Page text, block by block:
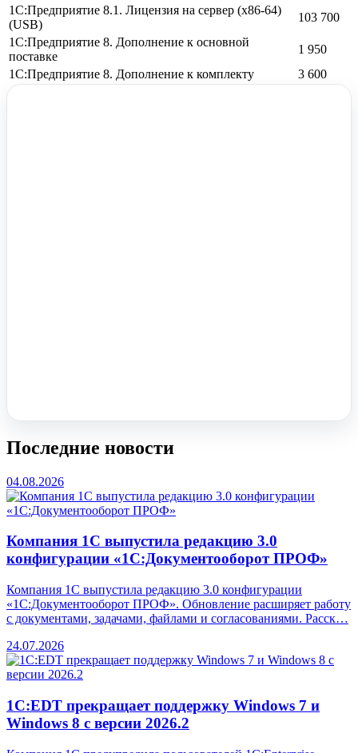
1С:Предприятие 8.1. Лицензия на сервер (x86-64)
(USB)
103 700
1С:Предприятие 8. Дополнение к основной
поставке
1 950
1С:Предприятие 8. Дополнение к комплекту
3 600
Последние новости
04.08.2026
Компания 1С выпустила редакцию 3.0
конфигурации «1С:Документооборот ПРОФ»
Компания 1С выпустила редакцию 3.0 конфигурации
«1С:Документооборот ПРОФ». Обновление расширяет работу
с документами, задачами, файлами и согласованиями. Расск…
24.07.2026
1С:EDT прекращает поддержку Windows 7 и
Windows 8 с версии 2026.2